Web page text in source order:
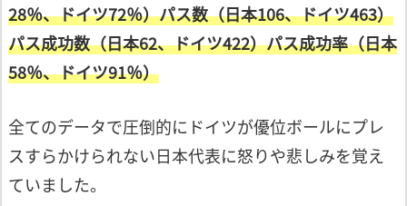
28％、ドイツ72％）パス数（日本106、ドイツ463）
パス成功数（日本62、ドイツ422）パス成功率（日本
58％、ドイツ91％）
全てのデータで圧倒的にドイツが優位ボールにプレ
スすらかけられない日本代表に怒りや悲しみを覚え
ていました。